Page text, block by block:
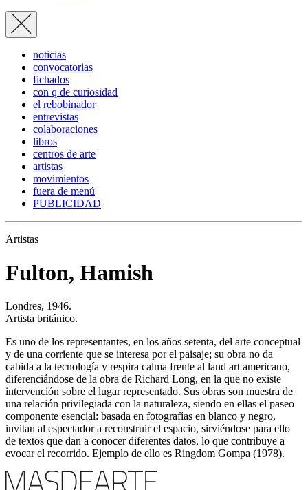
noticias
convocatorias
fichados
con q de curiosidad
el rebobinador
entrevistas
colaboraciones
libros
centros de arte
artistas
movimientos
fuera de menú
PUBLICIDAD
Artistas
Fulton, Hamish
Londres, 1946.
Artista británico.
Es uno de los representantes, en los años setenta, del arte conceptual
y de una corriente que se interesa por el paisaje; su obra no da
cabida a la tecnología y respira calma frente al land art americano,
diferenciándose de la obra de Richard Long, en la que no existe
intervención sobre el lugar representado. Sus obras son muestra de
una relación privilegiada con la naturaleza, siendo en ellas el paseo
componente esencial: basada en fotografías en blanco y negro,
invitan al espectador a reconstruir el espacio, sirviéndose para ello
de textos que dan a conocer diferentes datos, lo que contribuye a
evocar el recorrido. Ejemplo de ello es Ringdom Gompa (1978).